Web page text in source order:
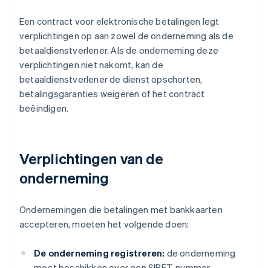
Een contract voor elektronische betalingen legt
verplichtingen op aan zowel de onderneming als de
betaaldienstverlener. Als de onderneming deze
verplichtingen niet nakomt, kan de
betaaldienstverlener de dienst opschorten,
betalingsgaranties weigeren of het contract
beëindigen.
Verplichtingen van de
onderneming
Ondernemingen die betalingen met bankkaarten
accepteren, moeten het volgende doen:
De onderneming registreren: de onderneming